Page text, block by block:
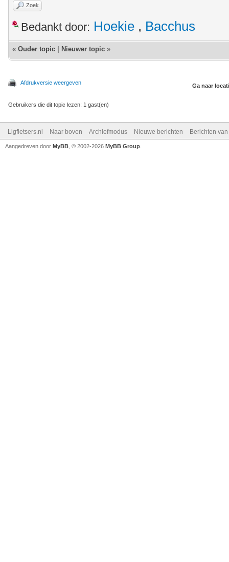
Zoek
Bedankt door: Hoekie , Bacchus
« Ouder topic Nieuwer topic »
Afdrukversie weergeven Ga naar
Gebruikers die dit topic lezen: 1 gast(en)
Ligfietsers.nl Naar boven Archiefmodus Nieuwe berichten Berichten
Aangedreven door MyBB , © 2002-2026 MyBB Group